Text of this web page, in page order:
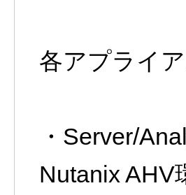
各アプライ
・Server/
Nutanix AHV